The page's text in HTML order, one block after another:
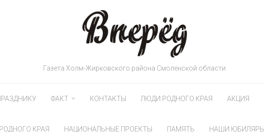
Газета Холм-Жирковского района Смоленской области
ФАКТ КОНТАКТЫ ЛЮДИ РОДНОГО КРАЯ АКЦИЯ
КРАЯ НАЦИОНАЛЬНЫЕ ПРОЕКТЫ ПАМЯТЬ НАШИ ЮБИЛЯРЫ
Полушкина: